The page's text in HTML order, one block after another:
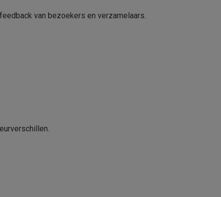
van bezoekers en verzamelaars.